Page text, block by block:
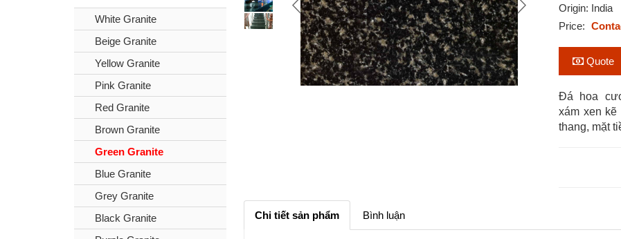
Origin: India
Price:
Quote
Đá hoa
xám xen
thang, mặt
Chi tiết sản phẩm Bình luận
White Granite
Beige Granite
Yellow Granite
Pink Granite
Red Granite
Brown Granite
Green Granite
Blue Granite
Grey Granite
Black Granite